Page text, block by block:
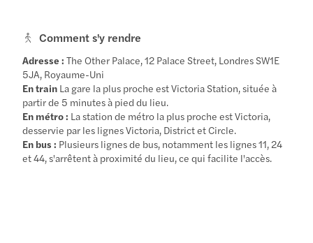
Comment s'y rendre
Adresse : The Other Palace, 12 Palace Street, Londres SW1E
5JA, Royaume-Uni
En train La gare la plus proche est Victoria Station, située à
partir de 5 minutes à pied du lieu.
En métro : La station de métro la plus proche est Victoria,
desservie par les lignes Victoria, District et Circle.
En bus : Plusieurs lignes de bus, notamment les lignes 11, 24
et 44, s'arrêtent à proximité du lieu, ce qui facilite l'accès.